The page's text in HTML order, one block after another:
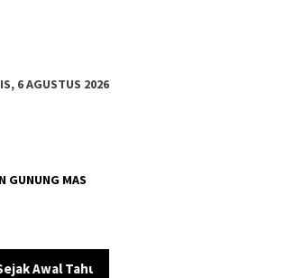
6 AGUSTUS 2026
GUNUNG MAS
21 Balangan Raih Juara III di Gubernur Cup